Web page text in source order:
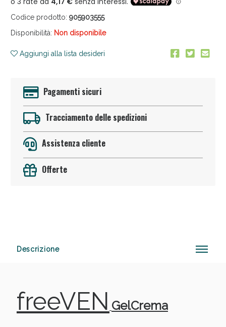
Codice prodotto: 905903555
Disponibilità: Non disponibile
Aggiungi alla lista desideri
Pagamenti sicuri
Tracciamento delle spedizioni
Assistenza cliente
Offerte
Descrizione
freeVEN GelCrema
Sconto fino al 55% disponibile oggi!